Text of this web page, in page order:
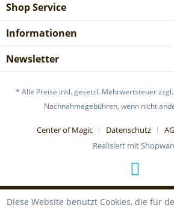
Shop Service
Informationen
Newsletter
* Alle Preise inkl. gesetzl. Mehrwertsteuer zzgl.
Nachnahmegebühren, wenn nicht
Center of Magic Datenschutz
Realisiert mit
Diese Website benutzt Cookies, die für